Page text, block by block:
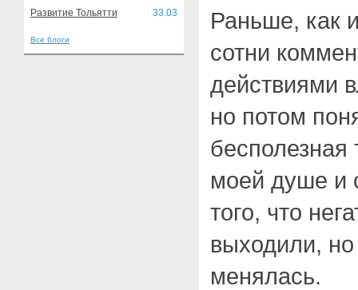
Развитие Тольятти 33.03
Все блоги
Раньше, как
сотни
действиями
но потом
моей душе и
того, что
выходили,
менялась.